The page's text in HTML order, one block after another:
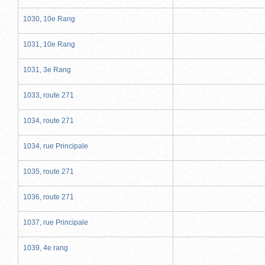
1030, 10e Rang
1031, 10e Rang
1031, 3e Rang
1033, route 271
1034, route 271
1034, rue Principale
1035, route 271
1036, route 271
1037, rue Principale
1039, 4e rang